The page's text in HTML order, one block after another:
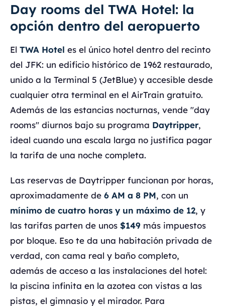
Day rooms del TWA Hotel: la
opción dentro del aeropuerto
El TWA Hotel es el único hotel dentro del recinto
del JFK: un edificio histórico de 1962 restaurado,
unido a la Terminal 5 (JetBlue) y accesible desde
cualquier otra terminal en el AirTrain gratuito.
Además de las estancias nocturnas, vende "day
rooms" diurnos bajo su programa Daytripper,
ideal cuando una escala larga no justifica pagar
la tarifa de una noche completa.
Las reservas de Daytripper funcionan por horas,
aproximadamente de 6 AM a 8 PM, con un
mínimo de cuatro horas y un máximo de 12, y
las tarifas parten de unos $149 más impuestos
por bloque. Eso te da una habitación privada de
verdad, con cama real y baño completo,
además de acceso a las instalaciones del hotel:
la piscina infinita en la azotea con vistas a las
pistas, el gimnasio y el mirador. Para